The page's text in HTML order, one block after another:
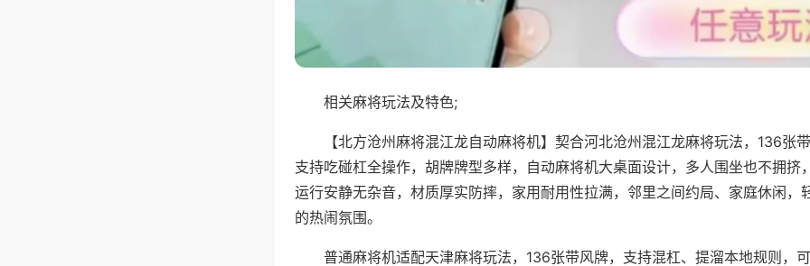
相关麻将玩法及特色;
【北方沧州麻将混江龙自动麻将机】契合河北沧州混江龙麻将玩法，136张
支持吃碰杠全操作，胡牌牌型多样，自动麻将机大桌面设计，多人围坐也不拥挤
运行安静无杂音，材质厚实防摔，家用耐用性拉满，邻里之间约局、家庭休闲，
的热闹氛围。
普通麻将机适配天津麻将玩法，136张带风牌，支持混杠、提溜本地规则，